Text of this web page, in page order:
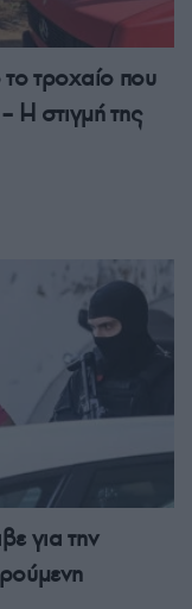
τροχαίο που
Η στιγμή της
για την